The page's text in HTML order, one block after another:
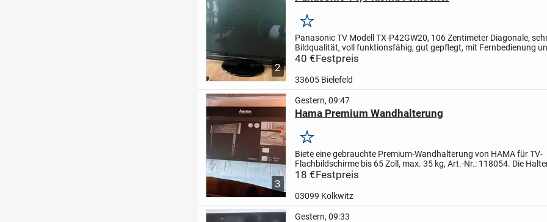
2
Merken
Panasonic TV Modell TX-P42GW20, 106 Zentimeter Diagonale,
Bildqualität, voll funktionsfähig, gut gepflegt, mit Fernbedienung
Antennenkabel - bitte Abholung in Bielefeld
40 €Festpreis
33605 Bielefeld
3
Gestern, 09:47
Hama Premium Wandhalterung
Merken
Biete eine gebrauchte Premium-Wandhalterung von HAMA für TV-
Flachbildschirme bis 65 Zoll, max. 35 kg, Art.-Nr.: 118054. Die
ermöglicht das TV-Gerät zu neigen, hat eine eingebaute
18 €Festpreis
03099 Kolkwitz
Gestern, 09:33